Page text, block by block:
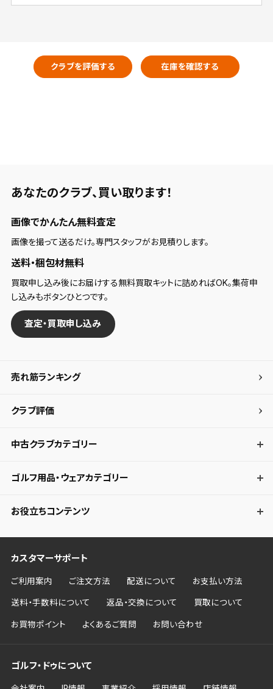
クラブを評価する 在庫を確認する
あなたのクラブ、 買い取ります！
画像でかんたん無料査定
画像を撮って送るだけ。専門スタッフがお見積りします。
送料・梱包材無料
買取申し込み後にお届けする無料買取キットに詰めればOK。集荷申
し込みもボタンひとつです。
査定・買取申し込み
売れ筋ランキング
クラブ評価
中古クラブカテゴリー
ゴルフ用品・ウェアカテゴリー
お役立ちコンテンツ
カスタマーサポート
ご利用案内 ご注文方法 配送について お支払い方法
送料・手数料について 返品・交換について 買取について
お買物ポイント よくあるご質問 お問い合わせ
ゴルフ・ドゥについて